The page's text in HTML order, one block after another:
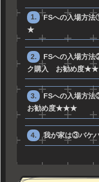
FSへの入場方
★
FSへの入場方
ク購入 お勧め度★★
FSへの入場方
お勧め度★★★
我が家は③バケ